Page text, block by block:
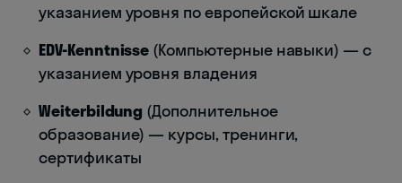
указанием уровня по европейской шкале
EDV-Kenntnisse (Компьютерные навыки) — с
указанием уровня владения
Weiterbildung (Дополнительное
образование) — курсы, тренинги,
сертификаты